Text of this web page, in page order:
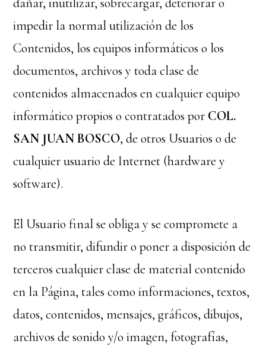
impedir la normal utilización de los
Contenidos, los equipos informáticos o los
documentos, archivos y toda clase de
contenidos almacenados en cualquier equipo
informático propios o contratados por COL.
SAN JUAN BOSCO, de otros Usuarios o de
cualquier usuario de Internet (hardware y
software).
El Usuario final se obliga y se compromete a
no transmitir, difundir o poner a disposición de
terceros cualquier clase de material contenido
en la Página, tales como informaciones, textos,
datos, contenidos, mensajes, gráficos, dibujos,
archivos de sonido y/o imagen, fotografías,